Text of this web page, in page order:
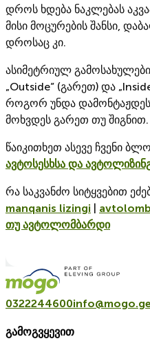
დროს ხდება ნაკლებას
მისი მოცურების შანსი,
დროსაც კი.
ასიმეტრიულ
„Outside” (გარეთ) და
როგორ უნდა დამონტაჟდეს
მოხვდეს გარეთ თუ შიგნით.
წაიკითხეთ ასევე ჩვენი
ავტოსესხსა და
რა საკვანძო სიტყვებით
manqanis lizingi |
თუ ავტოლომბარდი
0322244600info@mogo.ge
გამოგვყევით